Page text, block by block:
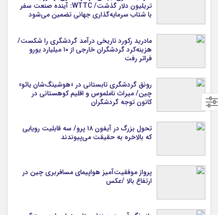
تریلیون دلار گذشت/ WTTC: آینده صنعت سفر
با شتاب سرمایه‌گذاری جهانی تضمین می‌شود
مادرید رکورد تاریخی درآمد گردشگری را شکست/
هزینه‌کرد گردشگران خارجی از ۱۰ میلیارد یورو
فراتر رفت
رونق گردشگری تابستانی در «هوشینگ‌شان یائو»
چین/ میراث ناملموس و اقلیم کوهستانی در
کانون توجه گردشگران
تحول بزرگ در آیفون ۱۸ پرو/ سه قابلیت رویایی
که بالاخره به حقیقت می‌پیوندند
پرواز موفقیت‌آمیز هواپیمای مسافربری چین در
ارتفاع بالا /عکس